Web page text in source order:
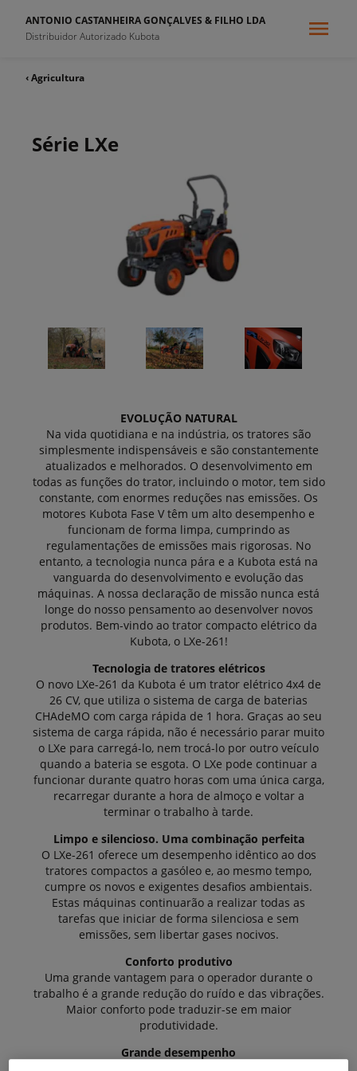
ANTONIO CASTANHEIRA GONÇALVES & FILHO LDA
Distribuidor Autorizado Kubota
‹ Agricultura
Série LXe
EVOLUÇÃO NATURAL
Na vida quotidiana e na indústria, os tratores são
simplesmente indispensáveis e são constantemente
atualizados e melhorados. O desenvolvimento em
todas as funções do trator, incluindo o motor, tem sido
constante, com enormes reduções nas emissões. Os
motores Kubota Fase V têm um alto desempenho e
funcionam de forma limpa, cumprindo as
regulamentações de emissões mais rigorosas. No
entanto, a tecnologia nunca pára e a Kubota está na
vanguarda do desenvolvimento e evolução das
máquinas. A nossa declaração de missão nunca está
longe do nosso pensamento ao desenvolver novos
produtos. Bem-vindo ao trator compacto elétrico da
Kubota, o LXe-261!
Tecnologia de tratores elétricos
O novo LXe-261 da Kubota é um trator elétrico 4x4 de
26 CV, que utiliza o sistema de carga de baterias
CHAdeMO com carga rápida de 1 hora. Graças ao seu
sistema de carga rápida, não é necessário parar muito
o LXe para carregá-lo, nem trocá-lo por outro veículo
quando a bateria se esgota. O LXe pode continuar a
funcionar durante quatro horas com uma única carga,
recarregar durante a hora de almoço e voltar a
terminar o trabalho à tarde.
Limpo e silencioso. Uma combinação perfeita
O LXe-261 oferece um desempenho idêntico ao dos
tratores compactos a gasóleo e, ao mesmo tempo,
cumpre os novos e exigentes desafios ambientais.
Estas máquinas continuarão a realizar todas as
tarefas que iniciar de forma silenciosa e sem
emissões, sem libertar gases nocivos.
Conforto produtivo
Uma grande vantagem para o operador durante o
trabalho é a grande redução do ruído e das vibrações.
Maior conforto pode traduzir-se em maior
produtividade.
Grande desempenho